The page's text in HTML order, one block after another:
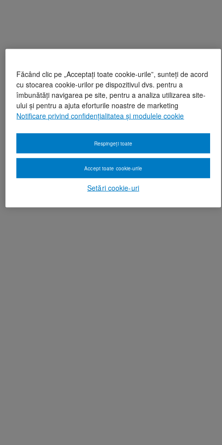
Făcând clic pe „Acceptați toate cookie-urile”, sunteți de acord
cu stocarea cookie-urilor pe dispozitivul dvs. pentru a
îmbunătăți navigarea pe site, pentru a analiza utilizarea site-
ului și pentru a ajuta eforturile noastre de marketing
Notificare privind confidențialitatea și modulele cookie
Setări cookie-uri
Respingeți toate
Accept toate cookie-urile